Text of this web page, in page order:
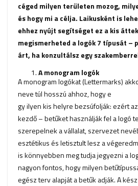
céged milyen területen mozog,
és hogy mi a célja. Laikusként is
ehhez nyújt segítséget ez a kis
megismerheted a logók 7 típusát –
árt, ha konzultálsz egy
A monogram logók
A monogram logókat (Lettermarks)
neve túl hosszú ahhoz, hogy e
gy ilyen kis helyre bezsúfolják: ezért
kezdő – betűket használják fel a logó
szerepelnek a vállalat, szervezet
esztétikus és letisztult lesz a
is könnyebben meg tudja jegyezni a
nagyon fontos, hogy milyen
egész terv alapját a betűk adják. A